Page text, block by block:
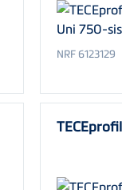
NRF 6123129